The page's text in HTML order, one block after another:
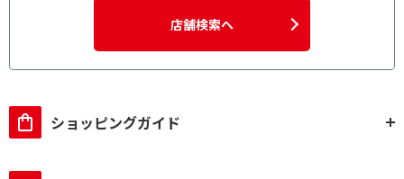
店舗検索へ
ショッピングガイド